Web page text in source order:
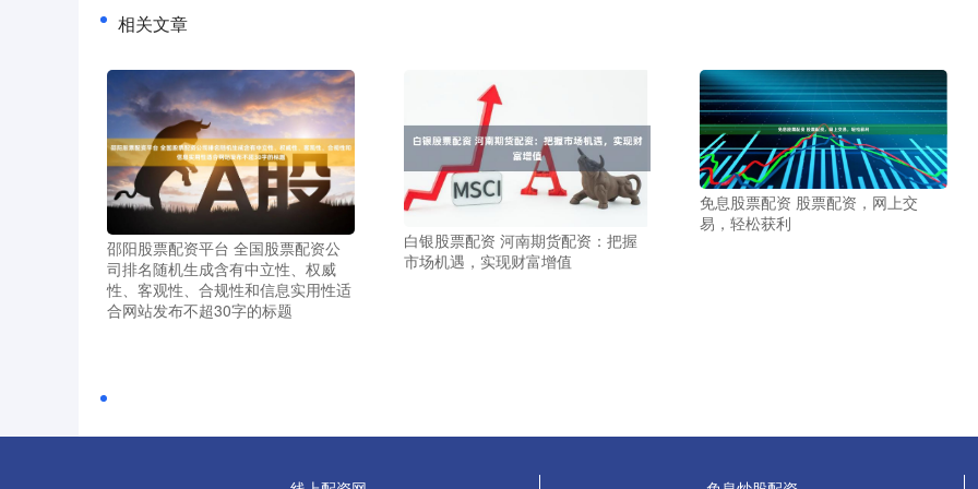
相关文章
邵阳股票配资平台 全国股票配资公
司排名随机生成含有中立性、权威
性、客观性、合规性和信息实用性适
合网站发布不超30字的标题
白银股票配资 河南期货配资：把握
市场机遇，实现财富增值
免息股票配资 股票配资，网上交
易，轻松获利